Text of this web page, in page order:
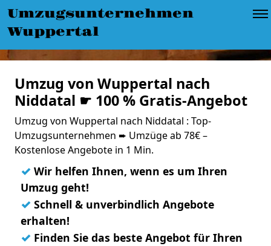
Umzugsunternehmen
Wuppertal
Umzug von Wuppertal nach
Niddatal ☛ 100 % Gratis-Angebot
Umzug von Wuppertal nach Niddatal : Top-
Umzugsunternehmen ➨ Umzüge ab 78€ –
Kostenlose Angebote in 1 Min.
✓ Wir helfen Ihnen, wenn es um Ihren
Umzug geht!
✓ Schnell & unverbindlich Angebote
erhalten!
✓ Finden Sie das beste Angebot für Ihren